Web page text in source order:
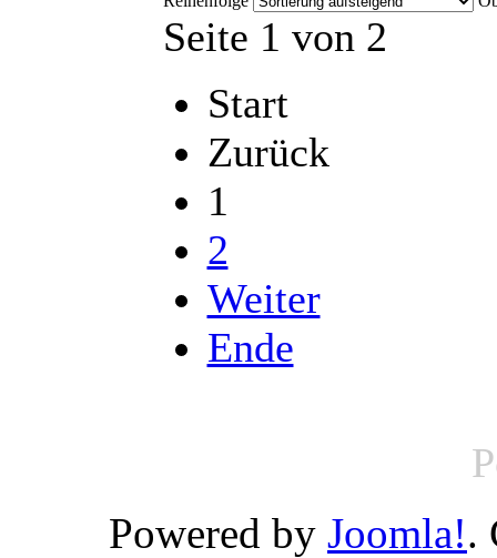
Seite 1 von 2
Start
Zurück
1
2
Weiter
Ende
Powered by Joomla!.